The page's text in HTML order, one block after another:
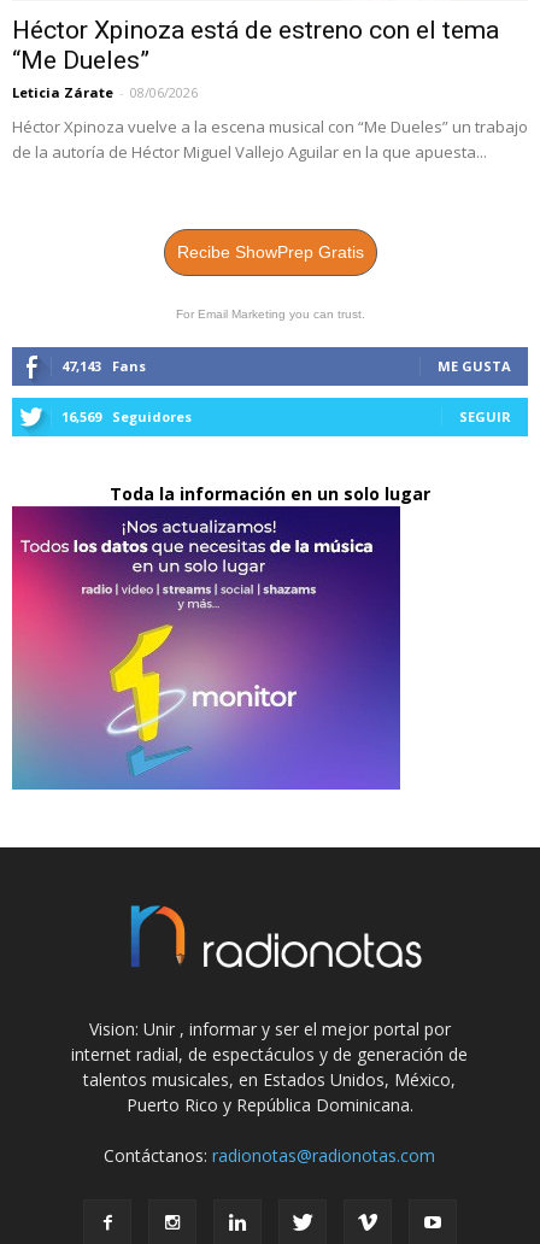
Héctor Xpinoza está de estreno con el tema
“Me Dueles”
Leticia Zárate - 08/06/2026
Héctor Xpinoza vuelve a la escena musical con “Me Dueles” un trabajo
de la autoría de Héctor Miguel Vallejo Aguilar en la que apuesta...
Recibe ShowPrep Gratis
For Email Marketing you can trust.
47,143 Fans ME GUSTA
16,569 Seguidores SEGUIR
Toda la información en un solo lugar
Vision: Unir , informar y ser el mejor portal por
internet radial, de espectáculos y de generación de
talentos musicales, en Estados Unidos, México,
Puerto Rico y República Dominicana.
Contáctanos:radionotas@radionotas.com